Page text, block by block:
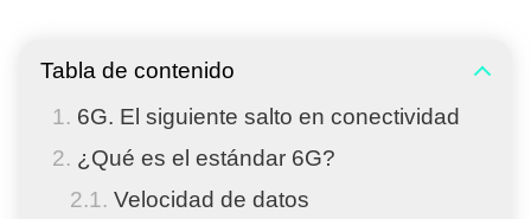
Tabla de contenido
6G. El siguiente salto en conectividad
¿Qué es el estándar 6G?
Velocidad de datos